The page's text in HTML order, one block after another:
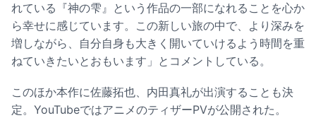
れている『神の雫』という作品の一部になれることを心か
ら幸せに感じています。この新しい旅の中で、より深みを
増しながら、自分自身も大きく開いていけるよう時間を重
ねていきたいとおもいます」とコメントしている。
このほか本作に佐藤拓也、内田真礼が出演することも決
定。YouTubeではアニメのティザーPVが公開された。